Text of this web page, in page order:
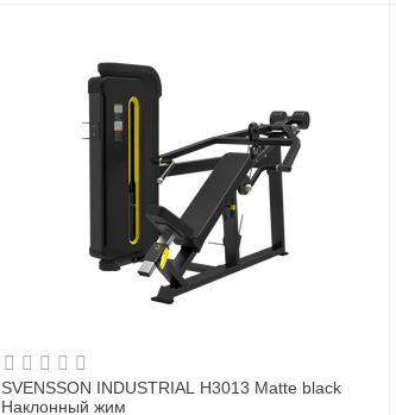
SVENSSON INDUSTRIAL H3013 Matte black
Наклонный жим